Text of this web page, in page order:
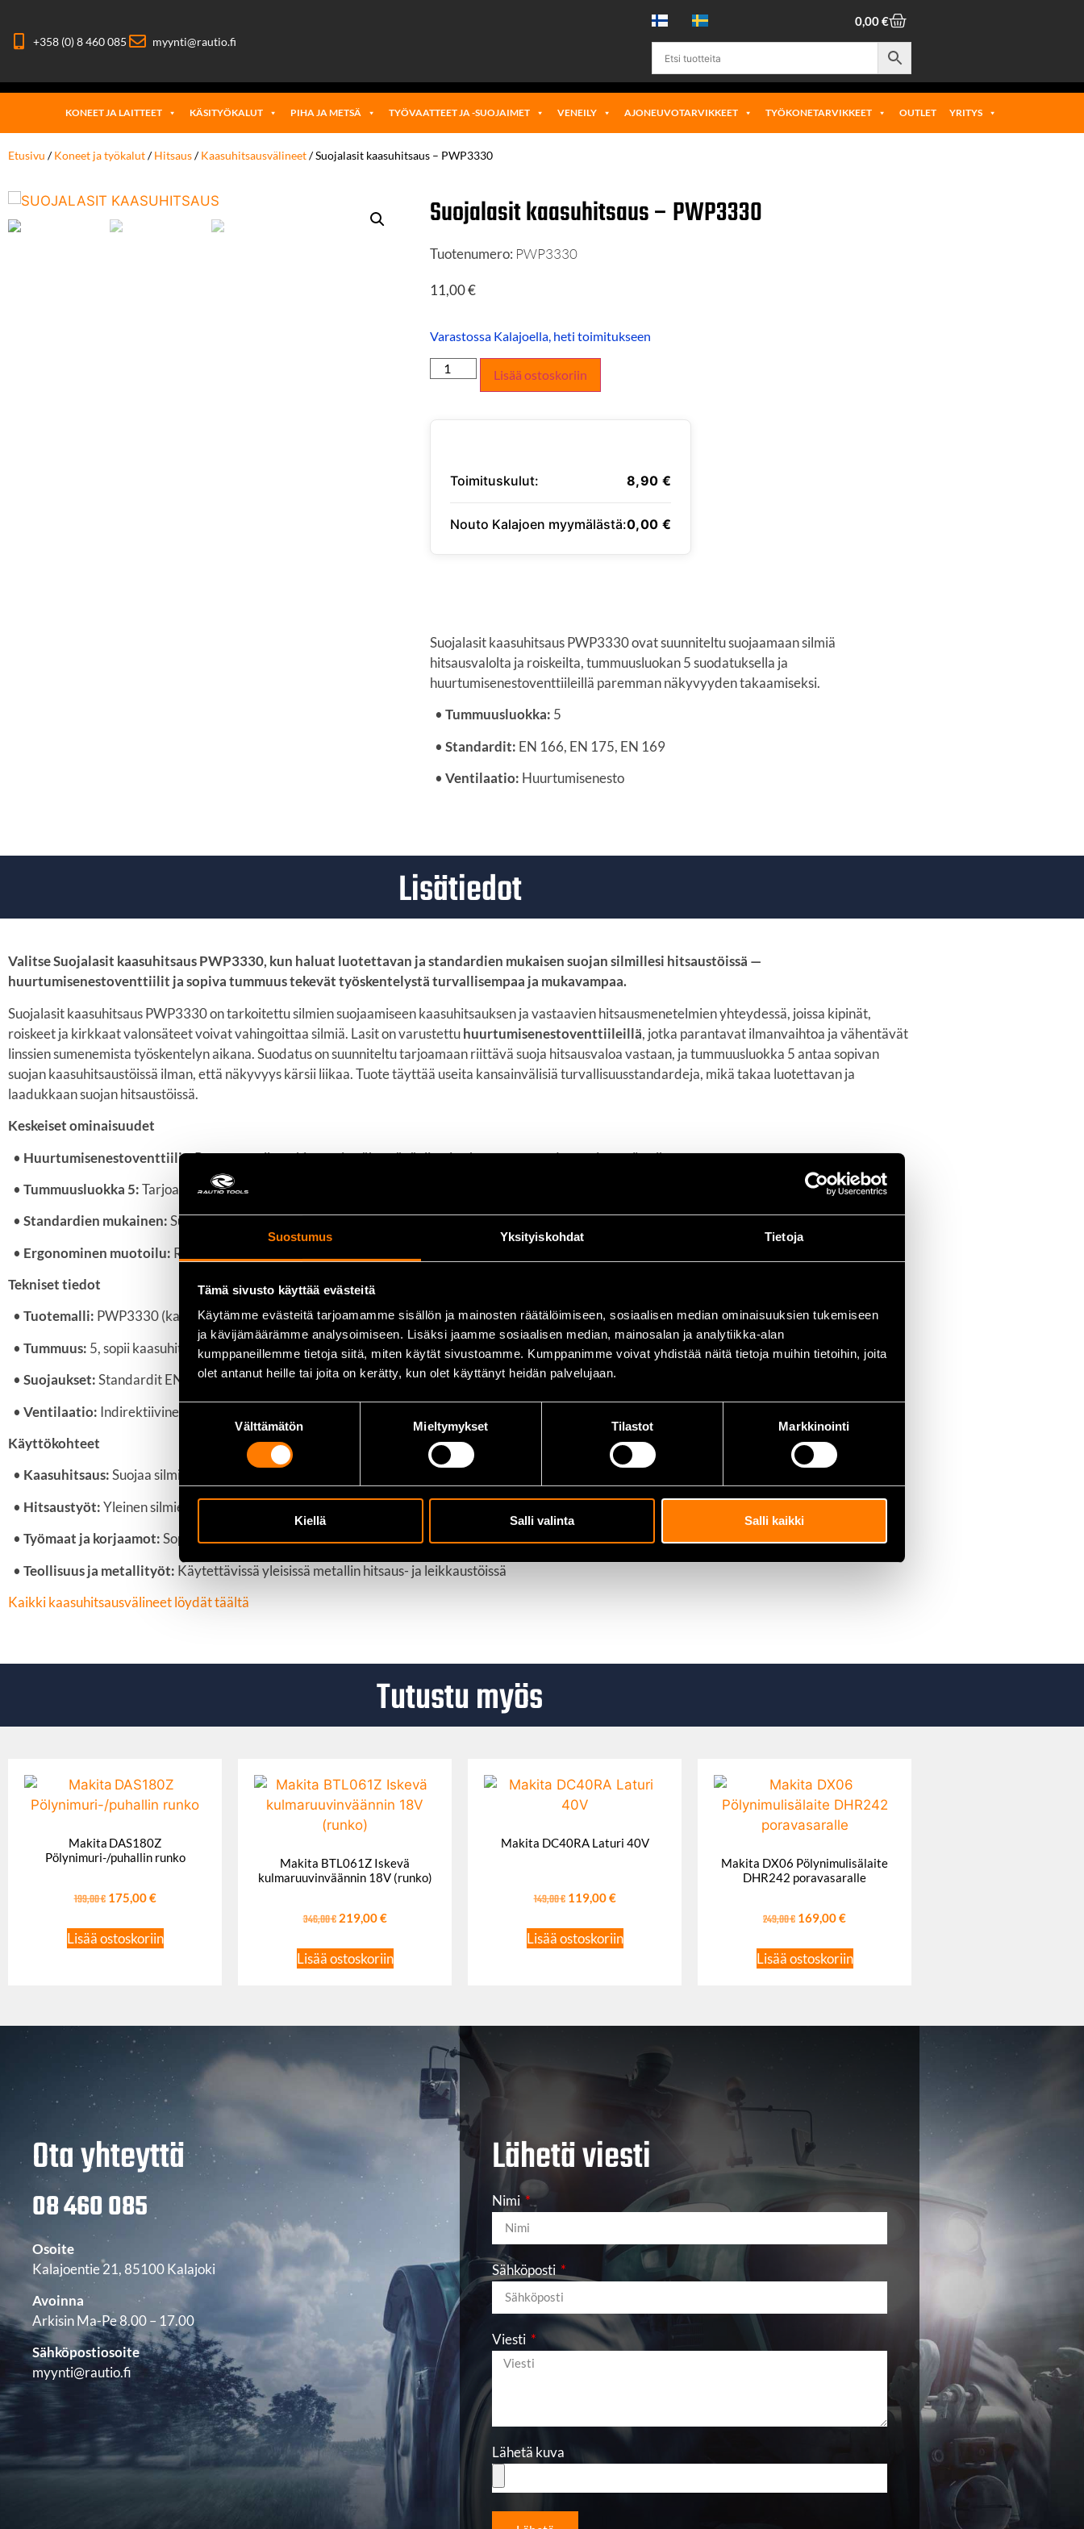
Suostumus Yksityiskohdat Tietoja
Tämä sivusto käyttää evästeitä
Käytämme evästeitä tarjoamamme sisällön ja mainosten räätälöimiseen, sosiaalisen median ominaisuuksien tukemiseen
ja kävijämäärämme analysoimiseen. Lisäksi jaamme sosiaalisen median, mainosalan ja analytiikka-alan
kumppaneillemme tietoja siitä, miten käytät sivustoamme. Kumppanimme voivat yhdistää näitä tietoja muihin tietoihin, joita
olet antanut heille tai joita on kerätty, kun olet käyttänyt heidän palvelujaan.
Suostumuksen
Välttämätön Mieltymykset Tilastot Markkinointi
Kiellä Salli valinta Salli kaikki
+358 (0) 8 460 085 myynti@rautio.fi
0,00€
KONEET JA LAITTEET KÄSITYÖKALUT PIHA JA METSÄ TYÖVAATTEET JA -SUOJAIMET VENEILY AJONEUVOTARVIKKEET TYÖKONETARVIKKEET OUTLET YRITYS
Etusivu /Koneet ja työkalut/Hitsaus/Kaasuhitsausvälineet/ Suojalasit kaasuhitsaus – PWP3330
Suojalasit kaasuhitsaus – PWP3330
Tuotenumero: PWP3330
11,00€
Varastossa Kalajoella, heti toimitukseen
Lisää ostoskoriin
Toimituskulut: 8,90 €
Nouto Kalajoen myymälästä:0,00 €
Suojalasit kaasuhitsaus PWP3330 ovat suunniteltu suojaamaan silmiä
hitsausvalolta ja roiskeilta, tummuusluokan 5 suodatuksella ja
huurtumisenestoventtiileillä paremman näkyvyyden takaamiseksi.
• Tummuusluokka: 5
• Standardit: EN 166, EN 175, EN 169
• Ventilaatio: Huurtumisenesto
Lisätiedot
Valitse Suojalasit kaasuhitsaus PWP3330, kun haluat luotettavan ja standardien mukaisen suojan silmillesi hitsaustöissä —
huurtumisenestoventtiilit ja sopiva tummuus tekevät työskentelystä turvallisempaa ja mukavampaa.
Suojalasit kaasuhitsaus PWP3330 on tarkoitettu silmien suojaamiseen kaasuhitsauksen ja vastaavien hitsausmenetelmien yhteydessä, joissa kipinät,
roiskeet ja kirkkaat valonsäteet voivat vahingoittaa silmiä. Lasit on varustettuhuurtumisenestoventtiileillä, jotka parantavat ilmanvaihtoa ja vähentävät
linssien sumenemista työskentelyn aikana. Suodatus on suunniteltu tarjoamaan riittävä suoja hitsausvaloa vastaan, ja tummuusluokka 5 antaa sopivan
suojan kaasuhitsaustöissä ilman, että näkyvyys kärsii liikaa. Tuote täyttää useita kansainvälisiä turvallisuusstandardeja, mikä takaa luotettavan ja
laadukkaan suojan hitsaustöissä.
Keskeiset ominaisuudet
• Huurtumisenestoventtiilit:Parantavat ilmankiertoa ja vähentävät linssien huurteen muodostumista työn aikana.
• Tummuusluokka 5:Tarjoaa silmiensuojan kirkasta hitsausvaloa vastaan.
• Standardien mukainen:Suojalasit täyttävät tärkeät turvallisuusstandardit: BS EN 166:2002, BS EN 175:1997 ja BS EN 169:2002.
• Ergonominen muotoilu: Rungon ja linssin muotoilu suojaa sivuilta tulevilta roiskeilta ja säteilyltä.
Tekniset tiedot
• Tuotemalli: PWP3330 (kaasuhitsausmalli)
• Tummuus: 5, sopii kaasuhitsaukseen
• Suojaukset:Standardit EN 166, EN 175, EN 169
• Ventilaatio: Indirektiivinen huurtumisenestoventtiili
Käyttökohteet
• Kaasuhitsaus:Suojaa silmiä hitsauksen kirkkaalta valolta ja kipinöiltä.
• Hitsaustyöt:Yleinen silmiensuoja hitsaustöissä, joissa kirkas valonsäde ja kuumat roiskeet ovat läsnä.
• Työmaat ja korjaamot:Sopii hitsausta ja leikkausta sisältäviin korjaus- ja huoltotöihin.
• Teollisuus ja metallityöt: Käytettävissä yleisissä metallin hitsaus- ja leikkaustöissä
Kaikki kaasuhitsausvälineet löydät täältä
Tutustu myös
Makita DAS180Z
Pölynimuri-/puhallin runko
199,00€ 175,00€
Lisää ostoskoriin
Makita BTL061Z Iskevä
kulmaruuvinväännin 18V (runko)
346,00€ 219,00€
Lisää ostoskoriin
Makita DC40RA Laturi 40V
149,00€ 119,00€
Lisää ostoskoriin
Makita DX06 Pölynimulisälaite
DHR242 poravasaralle
249,00€ 169,00€
Lisää ostoskoriin
Ota yhteyttä
08 460 085
Osoite
Kalajoentie 21, 85100 Kalajoki
Avoinna
Arkisin Ma-Pe 8.00 – 17.00
Sähköpostiosoite
myynti@rautio.fi
Lähetä viesti
Nimi
Sähköposti
Viesti
Lähetä kuva